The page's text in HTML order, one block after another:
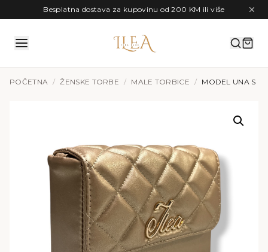
Preskoči na sadržajBesplatna dostava za kupovinu od 200 KM ili više
POČETNA / ŽENSKE TORBE / MALE TORBICE / MODEL UNA S